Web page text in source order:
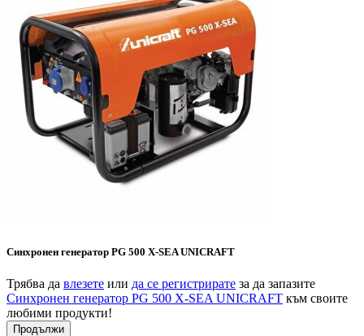
Синхронен генератор PG 500 X-SEA UNICRAFT
Трябва да влезете или да се регистрирате за да запазите
Синхронен генератор PG 500 X-SEA UNICRAFT към своите
любими продукти!
Продължи